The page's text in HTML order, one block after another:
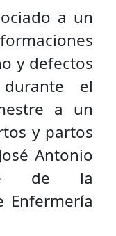
a un
y defectos
el
a un
y partos
Antonio
de la
Enfermería